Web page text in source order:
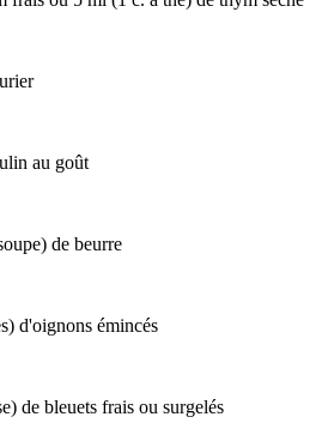
au goût
de beurre
d'oignons émincés
de bleuets frais ou surgelés